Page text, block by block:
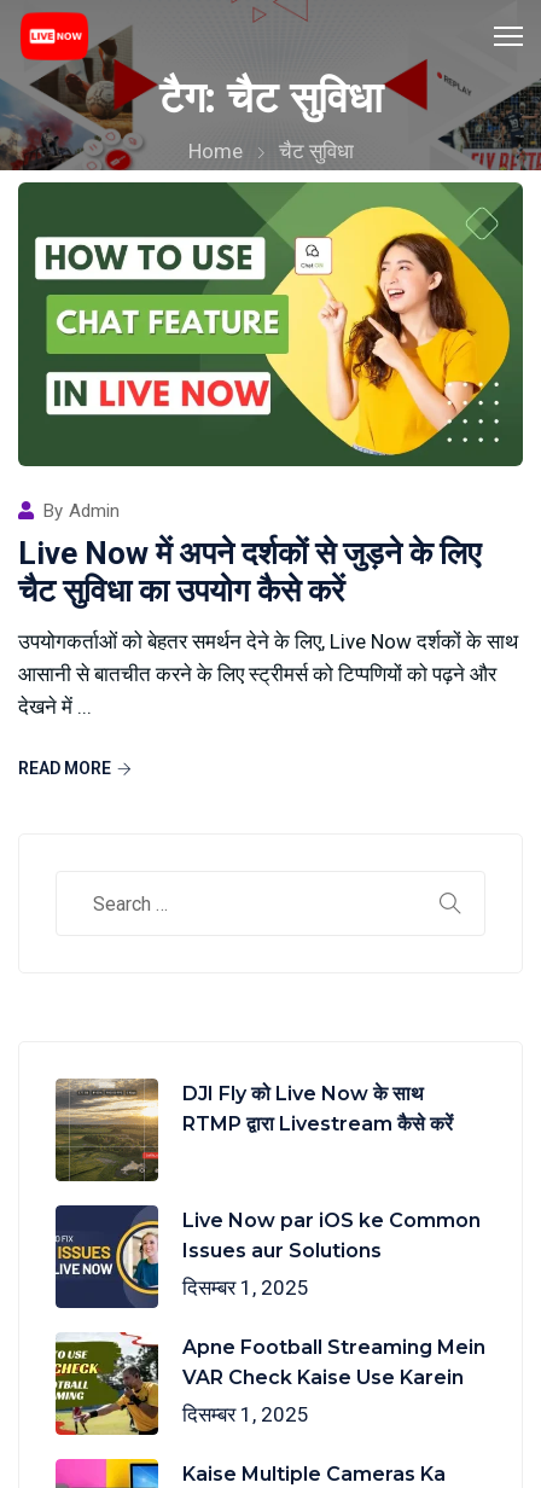
टैग:चैट सुविधा
Home चैट सुविधा
By Admin
Live Now में अपने दर्शकों से जुड़ने के लिए
चैट सुविधा का उपयोग कैसे करें
उपयोगकर्ताओं को बेहतर समर्थन देने के लिए, Live Now दर्शकों के साथ
आसानी से बातचीत करने के लिए स्ट्रीमर्स को टिप्पणियों को पढ़ने और
देखने में ...
READ MORE
DJI Fly को Live Now के साथ
RTMP द्वारा Livestream कैसे करें
Live Now par iOS ke Common
Issues aur Solutions
दिसम्बर 1, 2025
Apne Football Streaming Mein
VAR Check Kaise Use Karein
दिसम्बर 1, 2025
Kaise Multiple Cameras Ka